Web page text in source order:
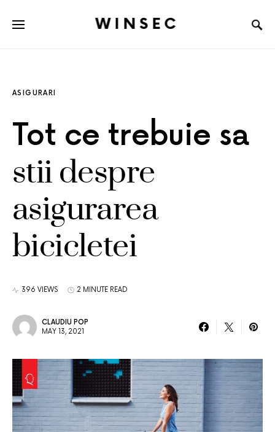
WINSEC
ASIGURARI
Tot ce trebuie sa
stii despre
asigurarea
bicicletei
396 VIEWS 2 MINUTE READ
CLAUDIU POP
MAY 13, 2021